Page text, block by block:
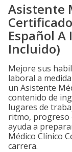
Asistente
Español A
Incluido)
Mejore sus
laboral a
un Asistente
contenido de
lugares de
ritmo, progreso
ayuda a
Médico Clínico
carrera.